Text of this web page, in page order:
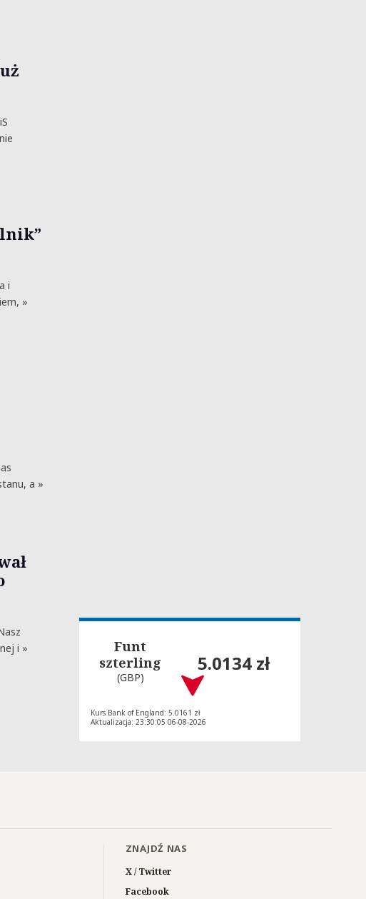
i
»
a »
i »
Funt
szterling
(GBP)
5.0134 zł
Kurs Bank of England: 5.0161 zł
Aktualizacja: 23:30:05 06-08-2026
ZNAJDŹ NAS
X / Twitter
Facebook